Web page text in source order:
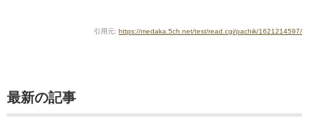
引用元: https://medaka.5ch.net/test/read.cgi/pachik/1621214597/
最新の記事